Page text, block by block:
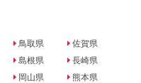
鳥取県
島根県
岡山県
佐賀県
長崎県
熊本県